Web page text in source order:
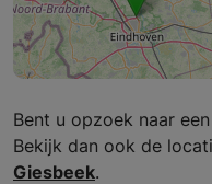
Bent u opzoek naar
Bekijk dan ook de
Giesbeek.